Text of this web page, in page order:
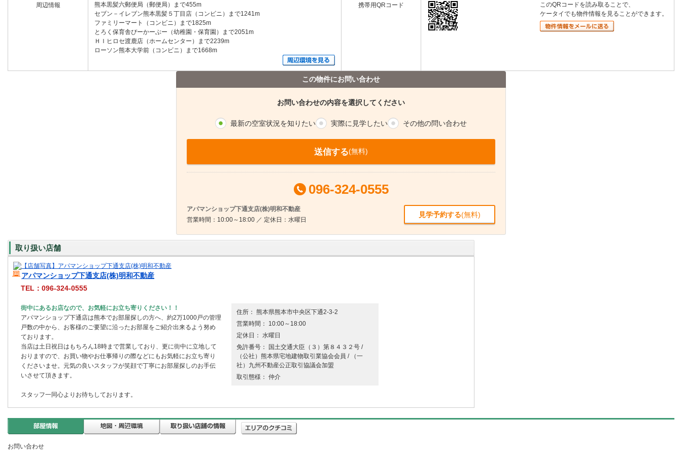
周辺情報
熊本黒髪六郵便局（郵便局）まで455m
セブン－イレブン熊本黒髪５丁目店（コンビニ）まで1241m
ファミリーマート（コンビニ）まで1825m
とろく保育舎ぴーかーぶー（幼稚園・保育園）まで2051m
ＨＩヒロセ渡鹿店（ホームセンター）まで2239m
ローソン熊本大学前（コンビニ）まで1668m
携帯用QRコード
このQRコードを読み取ることで、
ケータイでも物件情報を見ることができます。
この物件にお問い合わせ
お問い合わせの内容を選択してください
最新の空室状況を知りたい 実際に 見学したい その他の問い合わせ
送信する(無料)
096-324-0555
アパマンショップ下通支店(株)明和不動産
営業時間：10:00～18:00 ／ 定休日：水曜日
見学予約する(無料)
取り扱い店舗
アパマンショップ下通支店(株)明和不動産
TEL：096-324-0555
街中にあるお店なので、お気軽にお立ち寄りください！！
アパマンショップ下通店は熊本でお部屋探しの方へ、約2万1000戸の管理
戸数の中から、お客様のご要望に沿ったお部屋をご紹介出来るよう努め
ております。
当店は土日祝日はもちろん18時まで営業しており、更に街中に立地して
おりますので、お買い物やお仕事帰りの際などにもお気軽にお立ち寄り
くださいませ。元気の良いスタッフが笑顔で丁寧にお部屋探しのお手伝
いさせて頂きます。
スタッフ一同心よりお待ちしております。
住所： 熊本県熊本市中央区下通2-3-2
営業時間： 10:00～18:00
定休日： 水曜日
免許番号： 国土交通大臣（３）第８４３２号 /
（公社）熊本県宅地建物取引業協会会員 / （一
社）九州不動産公正取引協議会加盟
取引態様： 仲介
お問い合わせ